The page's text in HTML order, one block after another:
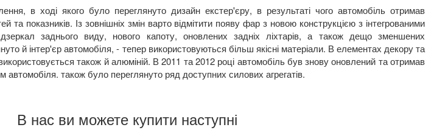
в ході якого було переглянуто дизайн екстер'єру, в результаті чого автомобіль отримав
та показників. Із зовнішніх змін варто відмітити появу фар з новою конструкцією з інтегрованими
заднього виду, нового капоту, оновлених задніх ліхтарів, а також дещо зменшених
й інтер'єр автомобіля, - тепер використовуються більш якісні матеріали. В елементах декору та
також й алюміній. В 2011 та 2012 році автомобіль був знову оновлений та отримав
автомобіля. також було переглянуто ряд доступних силових агрегатів.
В нас ви можете купити наступні